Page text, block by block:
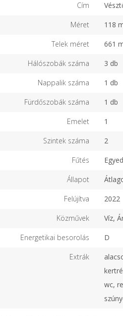
Cím
Méret 118
Telek méret 661
Hálószobák száma 3 db
Nappalik száma 1 db
Fürdőszobák száma 1 db
Emelet 1
Szintek száma 2
Fűtés
Állapot
Felújítva 2022
Közművek Víz,
Energetikai besorolás D
Extrák
wc,